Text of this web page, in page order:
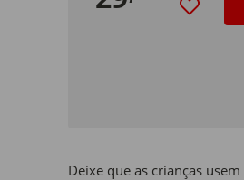
Deixe que as crianças